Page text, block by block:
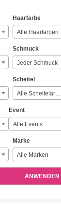
Haarfarbe
Alle Haarfarben
Schmuck
Jeder Schmuck
Scheitel
Alle Scheitelarten
Event
Alle Events
Marke
Alle Marken
ANWENDEN